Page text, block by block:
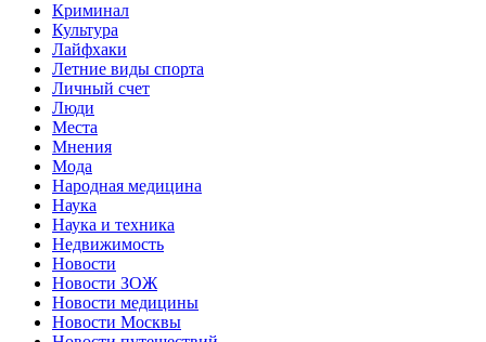
Криминал
Культура
Лайфхаки
Летние виды спорта
Личный счет
Люди
Места
Мнения
Мода
Народная медицина
Наука
Наука и техника
Недвижимость
Новости
Новости ЗОЖ
Новости медицины
Новости Москвы